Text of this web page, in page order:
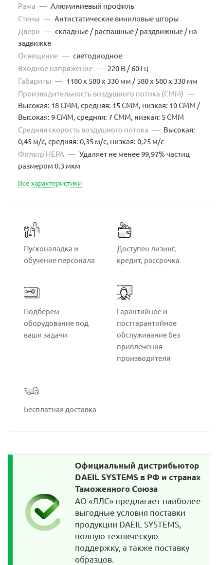
Рама — Алюминиевый профиль
Стены — Антистатические виниловые шторы
Двери — складные / распашные / раздвижные / на
задвижке
Освещение — светодиодное
Входное напряжение — 220 В / 60 Гц
Габариты — 1180 x 580 x 330 мм / 580 x 580 x 330 мм
Производительность воздушного потока (CMM) —
Высокая: 18 CMM, средняя: 15 CMM, низкая: 10 CMM /
Высокая: 9 CMM, средняя: 7 CMM, низкая: 5 CMM
Средняя скорость воздушного потока — Высокая:
0,45 м/с, средняя: 0,35 м/с, низкая: 0,25 м/с
Фильтр HEPA — Удаляет не менее 99,97% частиц
размером 0,3 мкм
Все характеристики
Пусконаладка и
обучение персонала
Доступен лизинг,
кредит, рассрочка
Подберем
оборудование под
ваши задачи
Гарантийное и
постгарантийное
обслуживание без
привлечения
производителя
Бесплатная доставка
Официальный дистрибьютор
DAEIL SYSTEMS в РФ и странах
Таможенного Союза
АО «ЛЛС» предлагает наиболее
выгодные условия поставки
продукции DAEIL SYSTEMS,
полную техническую
поддержку, а также поставку
образцов.